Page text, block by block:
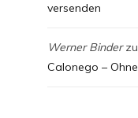
versenden
Werner Binderzu
Calonego –